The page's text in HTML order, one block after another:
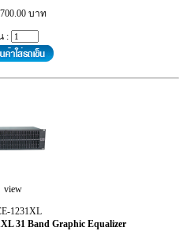
บาท
:
1231XL
31 Band Graphic Equalizer